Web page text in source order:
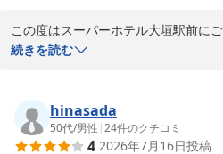
クチコミ投稿のお手間をいただき、
次回ご宿泊の際にも心地よくお過ご
東海地方も本格的な夏となり、蒸し
た。
この度はスーパーホテル大垣駅前に
ございます。
申し上げます。
バスルームのパッキン部分に関する
よる劣化の可能性もございますが、
にお過ごしいただける環境づくりに
続きを読む
hinasada
50代/男性 |24件のクチコミ
4 2026年7月16日投稿